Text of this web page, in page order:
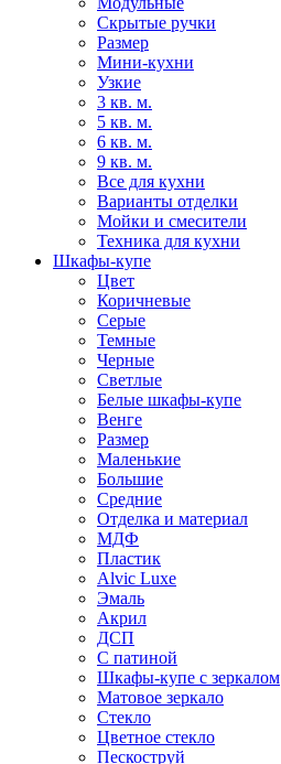
Скрытые ручки
Размер
Мини-кухни
Узкие
3 кв. м.
5 кв. м.
6 кв. м.
9 кв. м.
Все для кухни
Варианты отделки
Мойки и смесители
Техника для кухни
Шкафы-купе
Цвет
Коричневые
Серые
Темные
Черные
Светлые
Белые шкафы-купе
Венге
Размер
Маленькие
Большие
Средние
Отделка и материал
МДФ
Пластик
Alvic Luxe
Эмаль
Акрил
ДСП
С патиной
Шкафы-купе с зеркалом
Матовое зеркало
Стекло
Цветное стекло
Пескоструй